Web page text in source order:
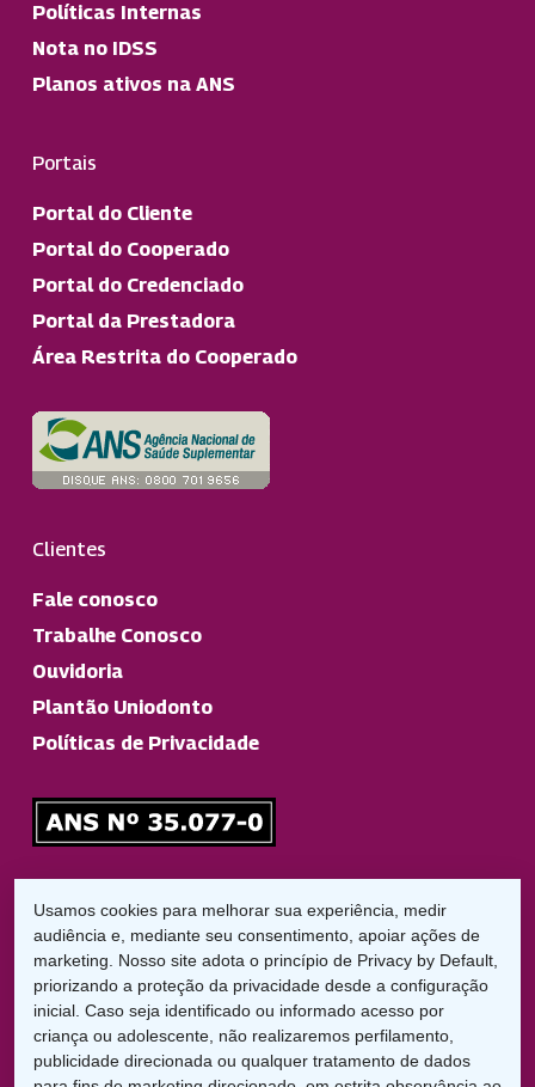
Políticas Internas
Nota no IDSS
Planos ativos na ANS
Portais
Portal do Cliente
Portal do Cooperado
Portal do Credenciado
Portal da Prestadora
Área Restrita do Cooperado
Clientes
Fale conosco
Trabalhe Conosco
Ouvidoria
Plantão Uniodonto
Políticas de Privacidade
Responsável Técnico
Dr. Diego Garbelini Lorena
CRO/PR: 21826
LGPD:
Encarregado de Proteção de Dados
Cláudio C. Braga
Usamos cookies para melhorar sua experiência, medir
audiência e, mediante seu consentimento, apoiar ações de
marketing. Nosso site adota o princípio de Privacy by Default,
priorizando a proteção da privacidade desde a configuração
inicial. Caso seja identificado ou informado acesso por
criança ou adolescente, não realizaremos perfilamento,
publicidade direcionada ou qualquer tratamento de dados